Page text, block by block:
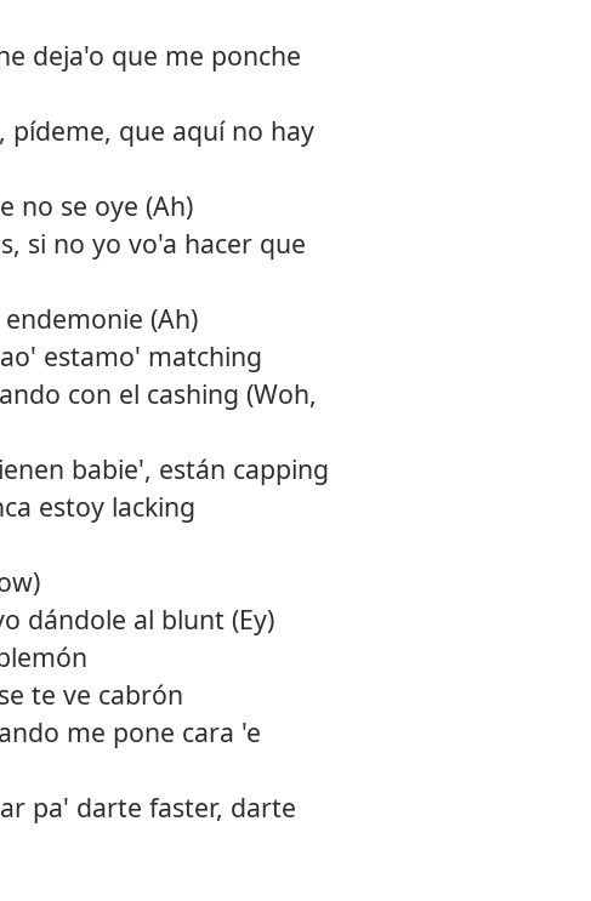
deja'o que me ponche
pídeme, que aquí no hay
no se oye (Ah)
si no yo vo'a hacer que
(Ah)
estamo' matching
con el cashing (Woh,
babie', están capping
estoy lacking
dándole al blunt (Ey)
te ve cabrón
me pone cara 'e
pa' darte faster, darte